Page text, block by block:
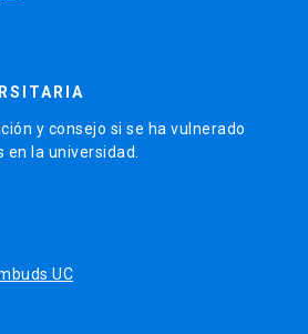
y consejo si se ha vulnerado
en la universidad.
UC